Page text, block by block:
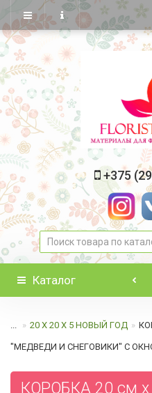
+375
Каталог
... 20 Х 20 Х 5 НОВЫЙ ГОД
"МЕДВЕДИ И СНЕГОВИКИ" С
КОРОБКА 20 см